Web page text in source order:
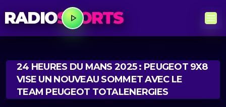
RADIOSPORTS
24 HEURES DU MANS 2025 : PEUGEOT 9X8
VISE UN NOUVEAU SOMMET AVEC LE
TEAM PEUGEOT TOTALENERGIES